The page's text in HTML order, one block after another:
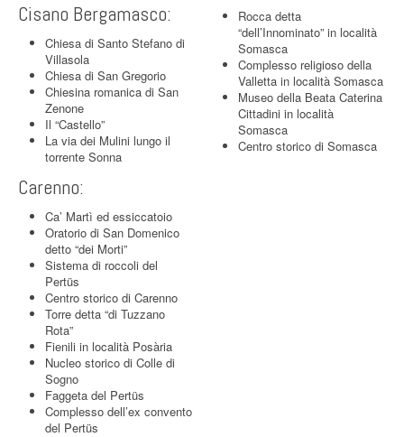
Cisano Bergamasco:
Chiesa di Santo Stefano di
Villasola
Chiesa di San Gregorio
Chiesina romanica di San
Zenone
Il “Castello”
La via dei Mulini lungo il
torrente Sonna
Carenno:
Ca’ Martì ed essiccatoio
Oratorio di San Domenico
detto “dei Morti”
Sistema di roccoli del
Pertüs
Centro storico di Carenno
Torre detta “di Tuzzano
Rota”
Fienili in località Posària
Nucleo storico di Colle di
Sogno
Faggeta del Pertüs
Complesso dell’ex convento
del Pertüs
Rocca detta
“dell’Innominato” in località
Somasca
Complesso religioso della
Valletta in località Somasca
Museo della Beata Caterina
Cittadini in località
Somasca
Centro storico di Somasca